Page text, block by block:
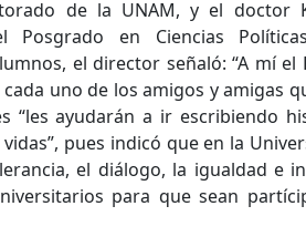
de la UNAM, y el doctor
Posgrado en Ciencias
el director señaló: “A mí
uno de los amigos y amigas
“les ayudarán a ir escribiendo
pues indicó que en la
el diálogo, la igualdad e
para que sean